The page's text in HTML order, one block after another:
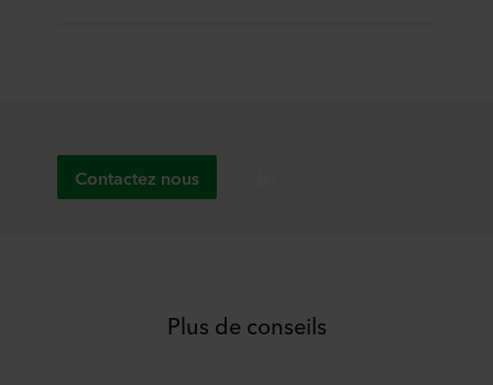
Contactez nous
Plus de conseils